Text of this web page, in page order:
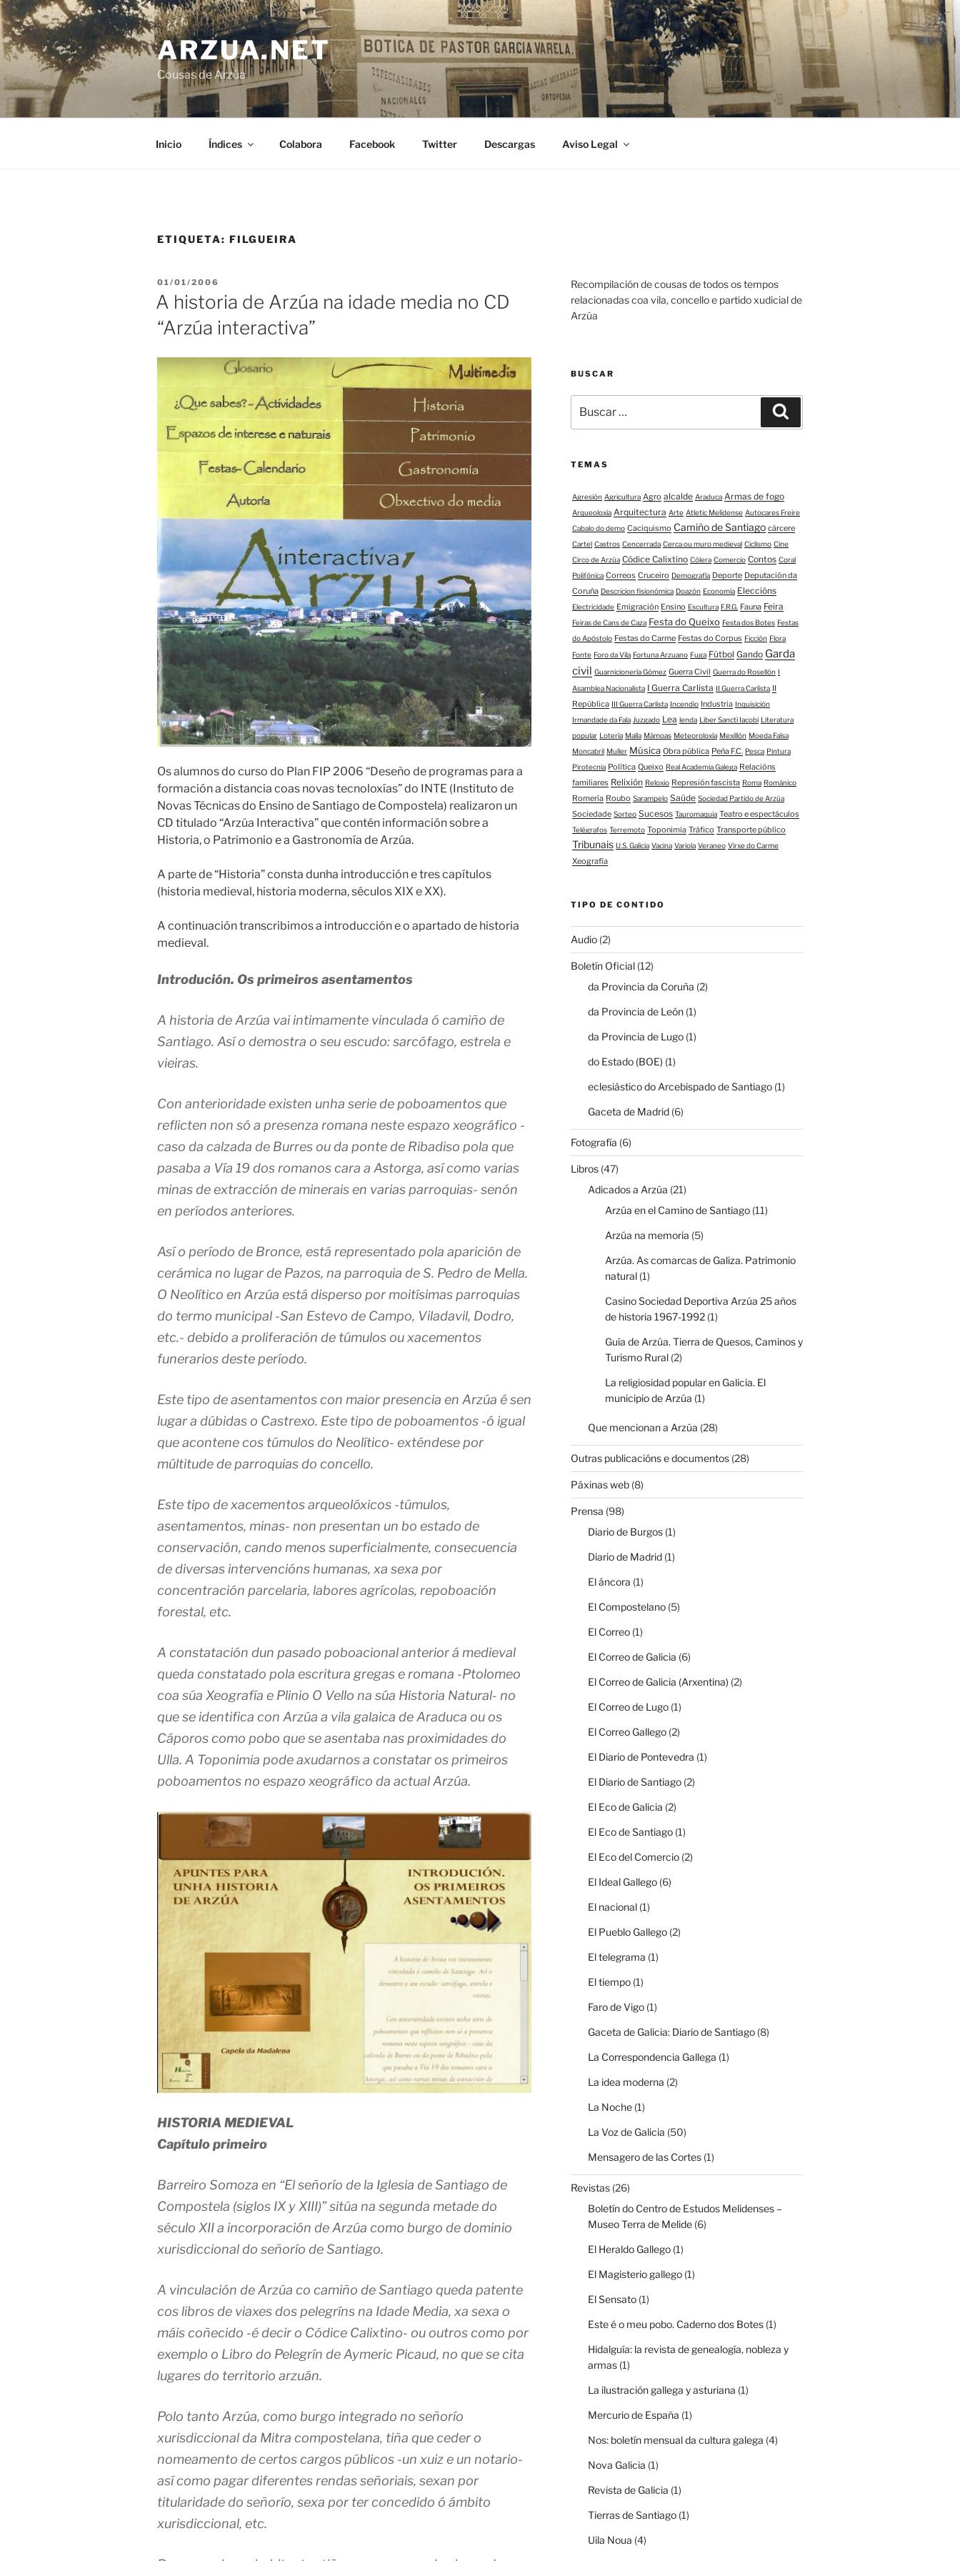
Ir
o
contido
ARZUA.NET
Cousas de Arzúa
Inicio Índices Colabora Facebook Twitter Descargas Aviso Legal
ETIQUETA: FILGUEIRA
PUBLICADO
EN
01/01/2006
A historia de Arzúa na idade media no CD
“Arzúa interactiva”
Os alumnos do curso do Plan FIP 2006 “Deseño de programas para a
formación a distancia coas novas tecnoloxías” do INTE (Instituto de
Novas Técnicas do Ensino de Santiago de Compostela) realizaron un
CD titulado “Arzúa Interactiva” que contén información sobre a
Historia, o Patrimonio e a Gastronomía de Arzúa.
A parte de “Historia” consta dunha introducción e tres capítulos
(historia medieval, historia moderna, séculos XIX e XX).
A continuación transcribimos a introducción e o apartado de historia
medieval.
Introdución. Os primeiros asentamentos
A historia de Arzúa vai intimamente vinculada ó camiño de
Santiago. Así o demostra o seu escudo: sarcófago, estrela e
vieiras.
Con anterioridade existen unha serie de poboamentos que
reflicten non só a presenza romana neste espazo xeográfico -
caso da calzada de Burres ou da ponte de Ribadiso pola que
pasaba a Vía 19 dos romanos cara a Astorga, así como varias
minas de extracción de minerais en varias parroquias- senón
en períodos anteriores.
Así o período de Bronce, está representado pola aparición de
cerámica no lugar de Pazos, na parroquia de S. Pedro de Mella.
O Neolítico en Arzúa está disperso por moitísimas parroquias
do termo municipal -San Estevo de Campo, Viladavil, Dodro,
etc.- debido a proliferación de túmulos ou xacementos
funerarios deste período.
Este tipo de asentamentos con maior presencia en Arzúa é sen
lugar a dúbidas o Castrexo. Este tipo de poboamentos -ó igual
que acontene cos túmulos do Neolítico- exténdese por
múltitude de parroquias do concello.
Este tipo de xacementos arqueolóxicos -túmulos,
asentamentos, minas- non presentan un bo estado de
conservación, cando menos superficialmente, consecuencia
de diversas intervencións humanas, xa sexa por
concentración parcelaria, labores agrícolas, repoboación
forestal, etc.
A constatación dun pasado poboacional anterior á medieval
queda constatado pola escritura gregas e romana -Ptolomeo
coa súa Xeografía e Plinio O Vello na súa Historia Natural- no
que se identifica con Arzúa a vila galaica de Araduca ou os
Cáporos como pobo que se asentaba nas proximidades do
Ulla. A Toponimia pode axudarnos a constatar os primeiros
poboamentos no espazo xeográfico da actual Arzúa.
HISTORIA MEDIEVAL
Capítulo primeiro
Barreiro Somoza en “El señorío de la Iglesia de Santiago de
Compostela (siglos IX y XIII)” sitúa na segunda metade do
século XII a incorporación de Arzúa como burgo de dominio
xurisdiccional do señorío de Santiago.
A vinculación de Arzúa co camiño de Santiago queda patente
cos libros de viaxes dos pelegríns na Idade Media, xa sexa o
máis coñecido -é decir o Códice Calixtino- ou outros como por
exemplo o Libro do Pelegrín de Aymeric Picaud, no que se cita
lugares do territorio arzuán.
Polo tanto Arzúa, como burgo integrado no señorío
xurisdiccional da Mitra compostelana, tiña que ceder o
nomeamento de certos cargos públicos -un xuiz e un notario-
así como pagar diferentes rendas señoriais, sexan por
titularidade do señorío, sexa por ter concedido ó ámbito
xurisdiccional, etc.
Recompilación de cousas de todos os tempos
relacionadas coa vila, concello e partido xudicial de
Arzúa
BUSCAR
TEMAS
Agresión Agricultura Agro alcalde Araduca Armas de fogo
Arqueoloxía Arquitectura Arte Atletic Melidense Autocares Freire
Cabalo do demo Caciquismo Camiño de Santiago cárcere
Cartel Castros Cencerrada Cerca ou muro medieval Ciclismo Cine
Circo de Arzúa Códice Calixtino Cólera Comercio Contos Coral
Polifónica Correos Cruceiro Demografía Deporte Deputación da
Coruña Descricion fisionómica Doazón Economía Eleccións
Electricidade Emigración Ensino Escultura F.R.G. Fauna Feira
Feiras de Cans de Caza Festa do Queixo Festa dos Botes Festas
do Apóstolo Festas do Carme Festas do Corpus Ficción Flora
Fonte Foro da Vila Fortuna Arzuano Fuga Fútbol Gando Garda
civil Guarnicionería Gómez Guerra Civil Guerra do Rosellón I
Asamblea Nacionalista I Guerra Carlista II Guerra Carlista II
República III Guerra Carlista Incendio Industria Inquisición
Irmandade da Fala Juzgado Lea lenda Liber Sancti Iacobi Literatura
popular Lotería Malla Mámoas Meteoroloxía Mexillón Moeda Falsa
Moncabril Muller Música Obra pública Peña F.C. Pesca Pintura
Pirotecnia Política Queixo Real Academia Galega Relacións
familiares Relixión Reloxio Represión fascista Roma Románico
Romería Roubo Sarampelo Saúde Sociedad Partido de Arzúa
Sociedade Sorteo Sucesos Tauromaquia Teatro e espectáculos
Telégrafos Terremoto Toponimia Tráfico Transporte público
Tribunais U.S. Galicia Vacina Variola Veraneo Virxe do Carme
Xeografía
TIPO DE CONTIDO
Audio(2)
Boletín Oficial(12)
da Provincia da Coruña (2)
da Provincia de León(1)
da Provincia de Lugo(1)
do Estado (BOE) (1)
eclesiástico do Arcebispado de Santiago(1)
Gaceta de Madrid(6)
Fotografía (6)
Libros(47)
Adicados a Arzúa (21)
Arzúa en el Camino de Santiago(11)
Arzúa na memoria (5)
Arzúa. As comarcas de Galiza. Patrimonio
natural(1)
Casino Sociedad Deportiva Arzúa 25 años
de historia 1967-1992(1)
Guía de Arzúa. Tierra de Quesos, Caminos y
Turismo Rural(2)
La religiosidad popular en Galicia. El
municipio de Arzúa (1)
Que mencionan a Arzúa (28)
Outras publicacións e documentos(28)
Páxinas web(8)
Prensa (98)
Diario de Burgos(1)
Diario de Madrid(1)
El áncora (1)
El Compostelano(5)
El Correo(1)
El Correo de Galicia (6)
El Correo de Galicia (Arxentina) (2)
El Correo de Lugo(1)
El Correo Gallego(2)
El Diario de Pontevedra (1)
El Diario de Santiago(2)
El Eco de Galicia (2)
El Eco de Santiago(1)
El Eco del Comercio(2)
El Ideal Gallego(6)
El nacional(1)
El Pueblo Gallego(2)
El telegrama (1)
El tiempo(1)
Faro de Vigo(1)
Gaceta de Galicia: Diario de Santiago(8)
La Correspondencia Gallega (1)
La idea moderna (2)
La Noche(1)
La Voz de Galicia (50)
Mensagero de las Cortes(1)
Revistas(26)
Boletín do Centro de Estudos Melidenses –
Museo Terra de Melide(6)
El Heraldo Gallego(1)
El Magisterio gallego(1)
El Sensato(1)
Este é o meu pobo. Caderno dos Botes(1)
Hidalguía: la revista de genealogía, nobleza y
armas(1)
La ilustración gallega y asturiana (1)
Mercurio de España (1)
Nos: boletín mensual da cultura galega (4)
Nova Galicia (1)
Revista de Galicia (1)
Tierras de Santiago(1)
Uila Noua (4)